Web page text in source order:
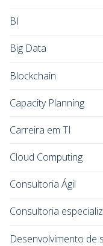
BI
Big Data
Blockchain
Capacity Planning
Carreira em TI
Cloud Computing
Consultoria Ágil
Consultoria
Desenvolvimento de